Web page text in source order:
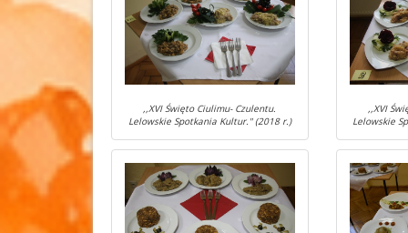
,,XVI Święto Ciulimu- Czulentu.
Lelowskie Spotkania Kultur." (2018 r.)
,,XVI
Lelowskie